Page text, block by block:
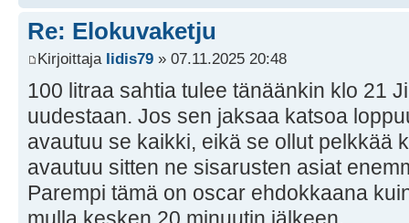
Re: Elokuvaketju
Kirjoittaja Iidis79 » 07.11.2025 20:48
100 litraa sahtia tulee tänäänkin klo 21
uudestaan. Jos sen jaksaa katsoa
avautuu se kaikki, eikä se ollut pelkkää
avautuu sitten ne sisarusten asiat
Parempi tämä on oscar ehdokkaana